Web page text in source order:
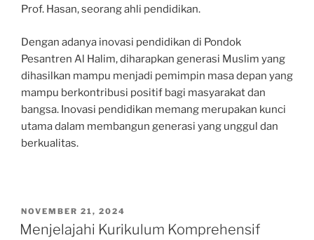
Prof. Hasan, seorang ahli pendidikan.
Dengan adanya inovasi pendidikan di Pondok
Pesantren Al Halim, diharapkan generasi Muslim yang
dihasilkan mampu menjadi pemimpin masa depan yang
mampu berkontribusi positif bagi masyarakat dan
bangsa. Inovasi pendidikan memang merupakan kunci
utama dalam membangun generasi yang unggul dan
berkualitas.
POSTED
ON
NOVEMBER 21, 2024
Menjelajahi Kurikulum Komprehensif